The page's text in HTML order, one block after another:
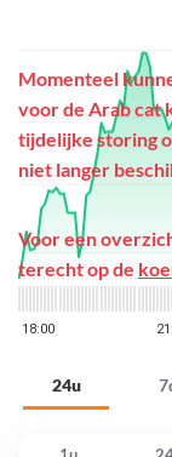
24u
Momenteel
voor de Arab cat
tijdelijke storing
niet langer
Voor een
terecht op de